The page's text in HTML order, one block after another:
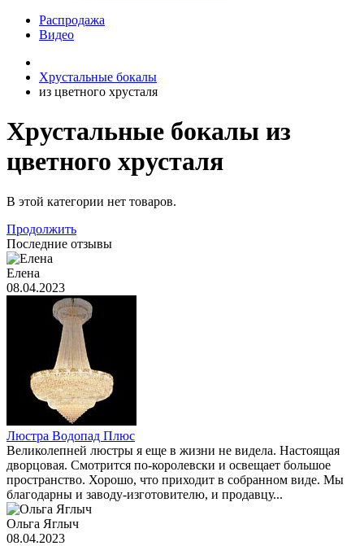
Распродажа
Видео
Хрустальные бокалы
из цветного хрусталя
Хрустальные бокалы из
цветного хрусталя
В этой категории нет товаров.
Продолжить
Последние отзывы
Елена
08.04.2023
Люстра Водопад Плюс
Великолепней люстры я еще в жизни не видела. Настоящая
дворцовая. Смотрится по-королевски и освещает большое
пространство. Хорошо, что приходит в собранном виде. Мы
благодарны и заводу-изготовителю, и продавцу...
Ольга Яглыч
08.04.2023